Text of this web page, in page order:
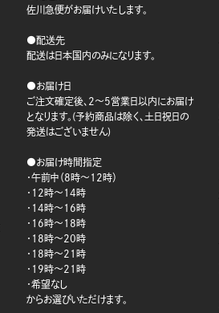
佐川急便がお届けいたします。
●配送先
配送は日本国内のみになります。
●お届け日
ご注文確定後、2～5営業日以内にお届け
となります。(予約商品は除く、土日祝日の
発送はございません)
●お届け時間指定
・午前中（8時～12時）
・12時～14時
・14時～16時
・16時～18時
・18時～20時
・18時～21時
・19時～21時
・希望なし
からお選びいただけます。